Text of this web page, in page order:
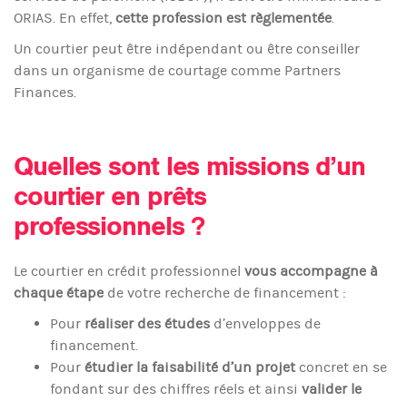
ORIAS. En effet, cette profession est règlementée.
Un courtier peut être indépendant ou être conseiller
dans un organisme de courtage comme Partners
Finances.
Quelles sont les missions d’un
courtier en prêts
professionnels ?
Le courtier en crédit professionnel vous accompagne à
chaque étape de votre recherche de financement :
Pour réaliser des études d’enveloppes de
financement.
Pour étudier la faisabilité d’un projet concret en se
fondant sur des chiffres réels et ainsi valider le